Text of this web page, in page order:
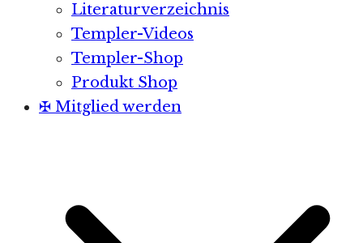
Literaturverzeichnis
Templer-Videos
Templer-Shop
Produkt Shop
✠ Mitglied werden